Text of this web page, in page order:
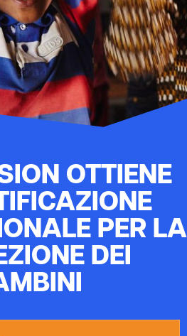
OTTIENE
PER LA
DEI